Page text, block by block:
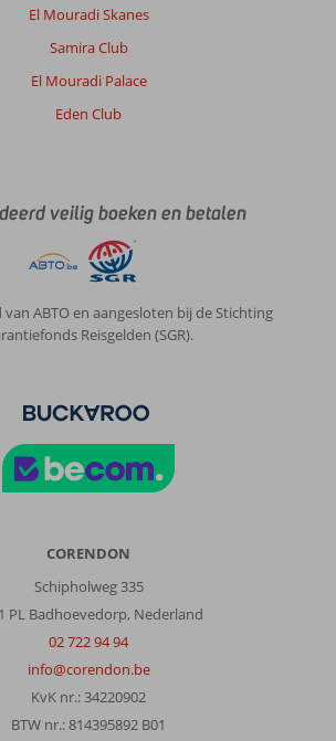
El Mouradi Skanes
Samira Club
El Mouradi Palace
Eden Club
veilig boeken en betalen
van ABTO en aangesloten bij de Stichting
Reisgelden (SGR).
CORENDON
Schipholweg 335
PL Badhoevedorp, Nederland
02 722 94 94
info@corendon.be
KvK nr.: 34220902
BTW nr.: 814395892 B01